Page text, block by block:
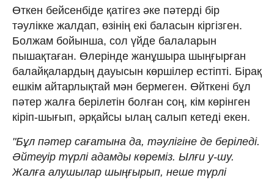
Өткен бейсенбіде қатігез әке пәтерді бір
тәулікке жалдап, өзінің екі баласын кіргізген.
Болжам бойынша, сол үйде балаларын
пышақтаған. Өлерінде жанұшыра шыңғырған
балайқалардың дауысын көршілер естіпті. Бірақ
ешкім айтарлықтай мән бермеген. Өйткені бұл
пәтер жалға берілетін болған соң, кім көрінген
кіріп-шығып, әрқайсы ылаң салып кетеді екен.
"Бұл пәтер сағатына да, тәулігіне де беріледі.
Әйтеуір түрлі адамды көреміз. Ылғи у-шу.
Жалға алушылар шыңғырып, неше түрлі